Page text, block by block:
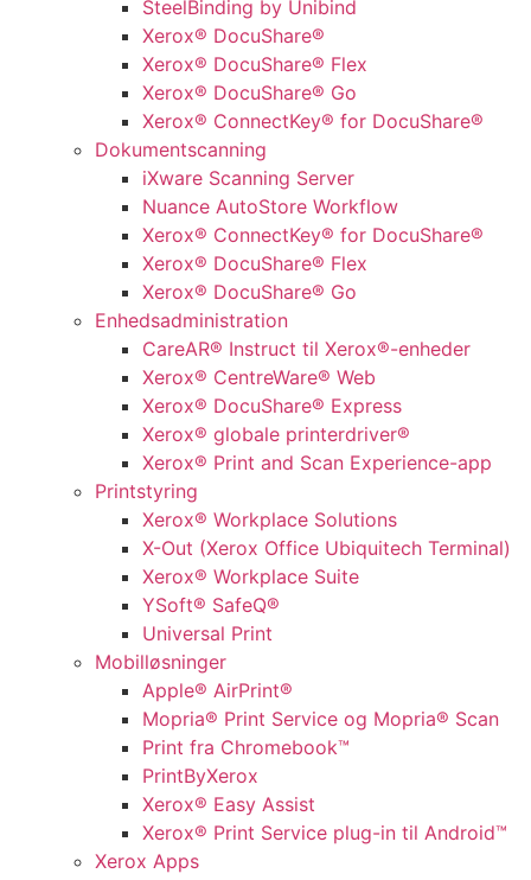
SteelBinding by Unibind
Xerox® DocuShare®
Xerox® DocuShare® Flex
Xerox® DocuShare® Go
Xerox® ConnectKey® for DocuShare®
Dokumentscanning
iXware Scanning Server
Nuance AutoStore Workflow
Xerox® ConnectKey® for DocuShare®
Xerox® DocuShare® Flex
Xerox® DocuShare® Go
Enhedsadministration
CareAR® Instruct til Xerox®-enheder
Xerox® CentreWare® Web
Xerox® DocuShare® Express
Xerox® globale printerdriver®
Xerox® Print and Scan Experience-app
Printstyring
Xerox® Workplace Solutions
X-Out (Xerox Office Ubiquitech Terminal)
Xerox® Workplace Suite
YSoft® SafeQ®
Universal Print
Mobilløsninger
Apple® AirPrint®
Mopria® Print Service og Mopria® Scan
Print fra Chromebook™
PrintByXerox
Xerox® Easy Assist
Xerox® Print Service plug-in til Android™
Xerox Apps